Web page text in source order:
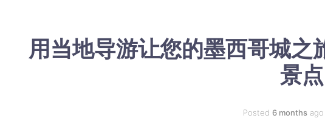
用当地导游让您的墨西哥城之
景点
Posted 6 months ago